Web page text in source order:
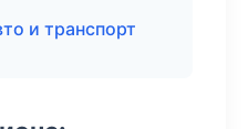
и транспорт